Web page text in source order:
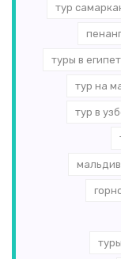
тур
пенанг
туры в
тур на
тур в